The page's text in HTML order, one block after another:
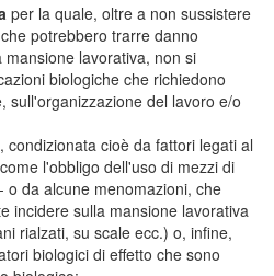
per la quale, oltre a non sussistere
potrebbero trarre danno
lavorativa, non si
biologiche che richiedono
sull'organizzazione del lavoro e/o
, condizionata cioè da fattori legati al
l'obbligo dell'uso di mezzi di
o da alcune menomazioni, che
incidere sulla mansione lavorativa
rialzati, su scale ecc.) o, infine,
biologici di effetto che sono